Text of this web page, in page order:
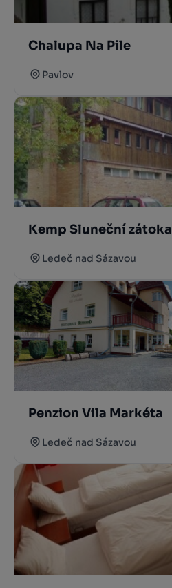
Chalupa Na Pile
Pavlov
Kemp Sluneční zátoka
Ledeč nad Sázavou
Penzion Vila Markéta
Ledeč nad Sázavou